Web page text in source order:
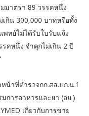
มาตรา 89 วรรคหนึ่ง
กิน 300,000 บาทหรือทั้ง
พทย์ไม่ได้รับใบรับแจ้ง
คหนึ่ง จำคุกไม่เกิน 2 ปี
น้าที่ตำรวจกก.สส.บก.น.1
การอาหารและยา (อย.)
เกี่ยวกับการขาย